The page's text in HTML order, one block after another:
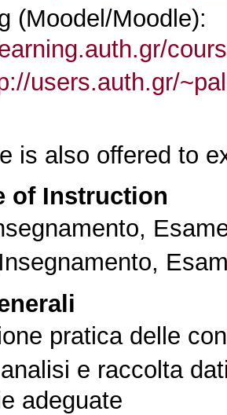
(Moodel/Moodle):
users.auth.gr/
is also offered to
of Instruction
pratica delle
e raccolta
adeguate